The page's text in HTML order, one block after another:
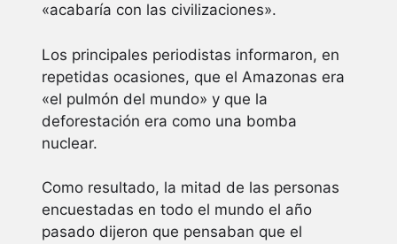
«acabaría con las civilizaciones».
Los principales periodistas informaron, en
repetidas ocasiones, que el Amazonas era
«el pulmón del mundo» y que la
deforestación era como una bomba
nuclear.
Como resultado, la mitad de las personas
encuestadas en todo el mundo el año
pasado dijeron que pensaban que el